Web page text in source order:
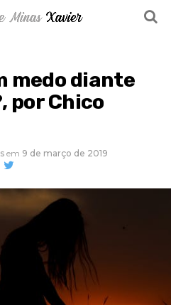
medo diante
por Chico
em 9 de março de 2019